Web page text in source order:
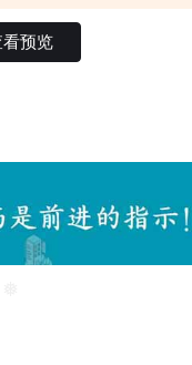
看预览